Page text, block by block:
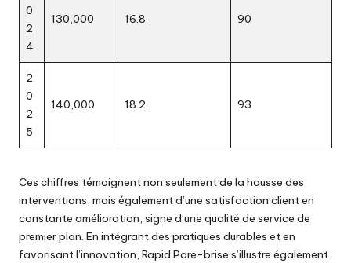
0
2
4
130,000 16.8 90
2
0
2
5
140,000 18.2 93
Ces chiffres témoignent non seulement de la hausse des
interventions, mais également d’une satisfaction client en
constante amélioration, signe d’une qualité de service de
premier plan. En intégrant des pratiques durables et en
favorisant l’innovation, Rapid Pare-brise s’illustre également